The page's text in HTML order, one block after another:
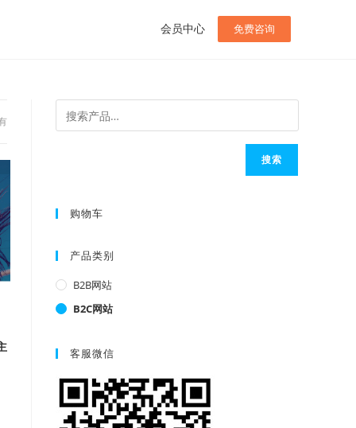
会员中心 免费咨询
搜索
购物车
产品类别
B2B网站
B2C网站
客服微信